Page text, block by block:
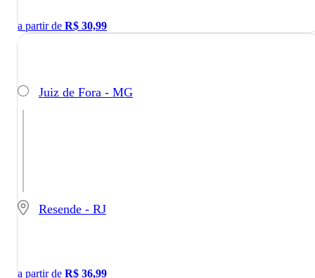
a partir de R$ 30,99
Juiz de Fora - MG
Resende - RJ
a partir de R$ 36,99